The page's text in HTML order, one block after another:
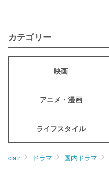
カテゴリー
映画
アニメ・漫画
ライフスタイル
ciatr ドラマ 国内ドラマ